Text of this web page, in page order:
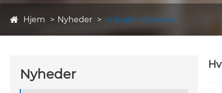
Hjem Nyheder Industri -nyheder
Nyheder